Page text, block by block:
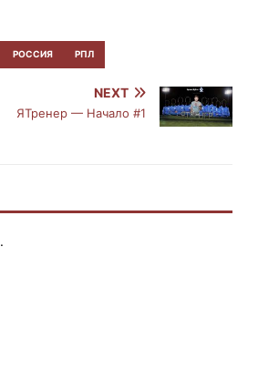
РОССИЯ РПЛ
NEXT
ЯТренер — Начало #1
.